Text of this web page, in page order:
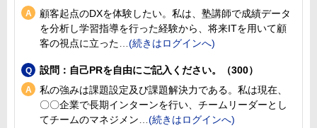
顧客起点のDXを体験したい。私は、塾講師で成績データ
を分析し学習指導を行った経験から、将来ITを用いて顧
客の視点に立った
設問：自己PRを自由にご記入ください。（300）
私の強みは課題設定及び課題解決力である。私は現在、
〇〇企業で長期インターンを行い、チームリーダーとし
てチームのマネジメン